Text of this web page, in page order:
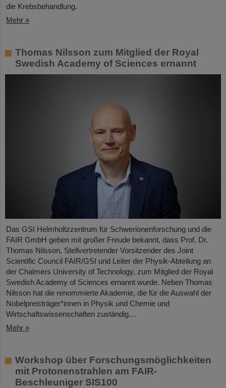
die Krebsbehandlung.
Mehr »
Thomas Nilsson zum Mitglied der Royal
Swedish Academy of Sciences ernannt
Das GSI Helmholtzzentrum für Schwerionenforschung und die
FAIR GmbH geben mit großer Freude bekannt, dass Prof. Dr.
Thomas Nilsson, Stellvertretender Vorsitzender des Joint
Scientific Council FAIR/GSI und Leiter der Physik-Abteilung an
der Chalmers University of Technology, zum Mitglied der Royal
Swedish Academy of Sciences ernannt wurde. Neben Thomas
Nilsson hat die renommierte Akademie, die für die Auswahl der
Nobelpreisträger*innen in Physik und Chemie und
Wirtschaftswissenschaften zuständig…
Mehr »
Workshop über Forschungsmöglichkeiten
mit Protonenstrahlen am FAIR-
Beschleuniger SIS100